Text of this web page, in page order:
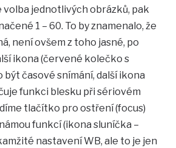
volba jednotlivých obrázků, pak
1 – 60. To by znamenalo, že
není ovšem z toho jasné, po
ikona (červené kolečko s
být časové snímání, další ikona
funkci blesku při sériovém
tlačítko pro ostření (focus)
funkcí (ikona sluníčka –
nastavení WB, ale to je jen